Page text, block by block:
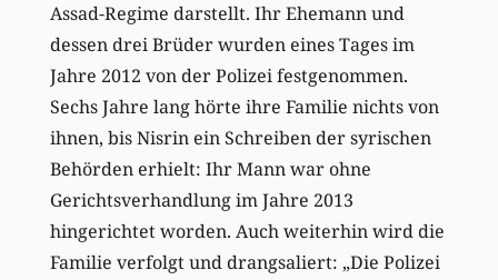
Assad-Regime darstellt. Ihr Ehemann und
dessen drei Brüder wurden eines Tages im
Jahre 2012 von der Polizei festgenommen.
Sechs Jahre lang hörte ihre Familie nichts von
ihnen, bis Nisrin ein Schreiben der syrischen
Behörden erhielt: Ihr Mann war ohne
Gerichtsverhandlung im Jahre 2013
hingerichtet worden. Auch weiterhin wird die
Familie verfolgt und drangsaliert: „Die Polizei